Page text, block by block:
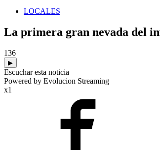
LOCALES
La primera gran nevada del
136
▶
Escuchar esta noticia
Powered by Evolucion Streaming
x1